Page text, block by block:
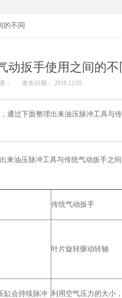
的不同
动扳手使用之间的不
： 发布日期： 2018.12.05
通过下面整理出来油压脉冲工具与
油压脉冲工具与传统气动扳手之
传统气动扳手
叶片旋转驱动转轴
缸会持续脉冲 利用空气压力的大小